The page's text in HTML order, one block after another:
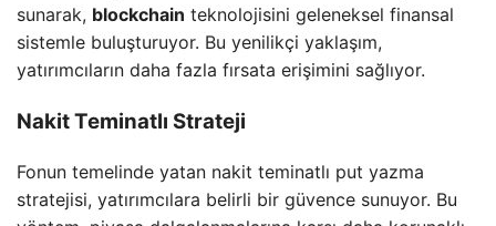
sunarak, blockchain teknolojisini geleneksel finansal
sistemle buluşturuyor. Bu yenilikçi yaklaşım,
yatırımcıların daha fazla fırsata erişimini sağlıyor.
Nakit Teminatlı Strateji
Fonun temelinde yatan nakit teminatlı put yazma
stratejisi, yatırımcılara belirli bir güvence sunuyor. Bu